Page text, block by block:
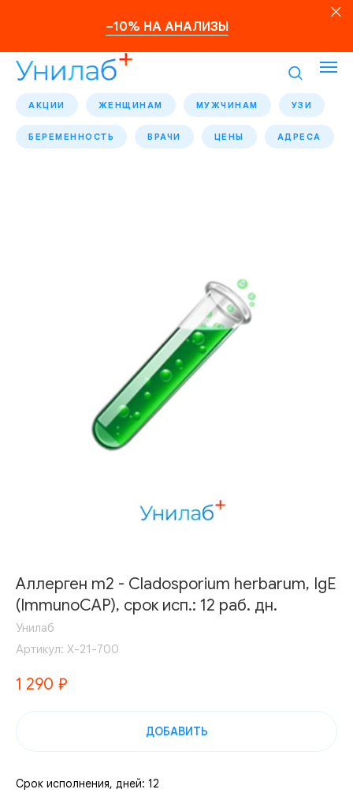
–10% НА АНАЛИЗЫ
АКЦИИ ЖЕНЩИНАМ МУЖЧИНАМ УЗИ
БЕРЕМЕННОСТЬ ВРАЧИ ЦЕНЫ АДРЕСА
Аллерген m2 - Cladosporium herbarum, IgE
(ImmunoCAP), срок исп.: 12 раб. дн.
Унилаб
Артикул: Х-21-700
1 290 ₽
ДОБАВИТЬ
Срок исполнения, дней: 12